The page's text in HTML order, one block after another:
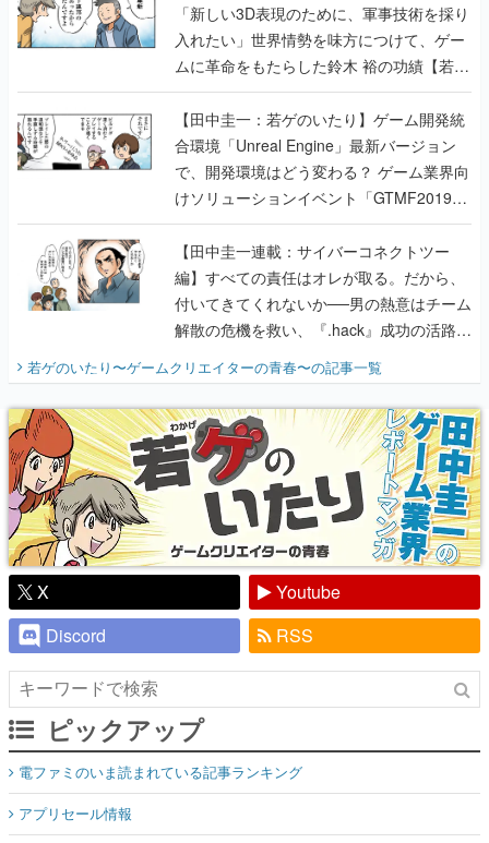
「新しい3D表現のために、軍事技術を採り
入れたい」世界情勢を味方につけて、ゲー
ムに革命をもたらした鈴木 裕の功績【若ゲ
のいたり】
【田中圭一：若ゲのいたり】ゲーム開発統
合環境「Unreal Engine」最新バージョン
で、開発環境はどう変わる？ ゲーム業界向
けソリューションイベント「GTMF2019」
に行って、より理解を深めよう【PR】
【田中圭一連載：サイバーコネクトツー
編】すべての責任はオレが取る。だから、
付いてきてくれないか──男の熱意はチーム
解散の危機を救い、『.hack』成功の活路を
開く。業界の快男児・松山 洋に流れる血は
『少年ジャンプ』色だった【若ゲのいた
り】
若ゲのいたり〜ゲームクリエイターの青春〜の記事一覧
X
Youtube
Discord
RSS
ピックアップ
電ファミのいま読まれている記事ランキング
アプリセール情報